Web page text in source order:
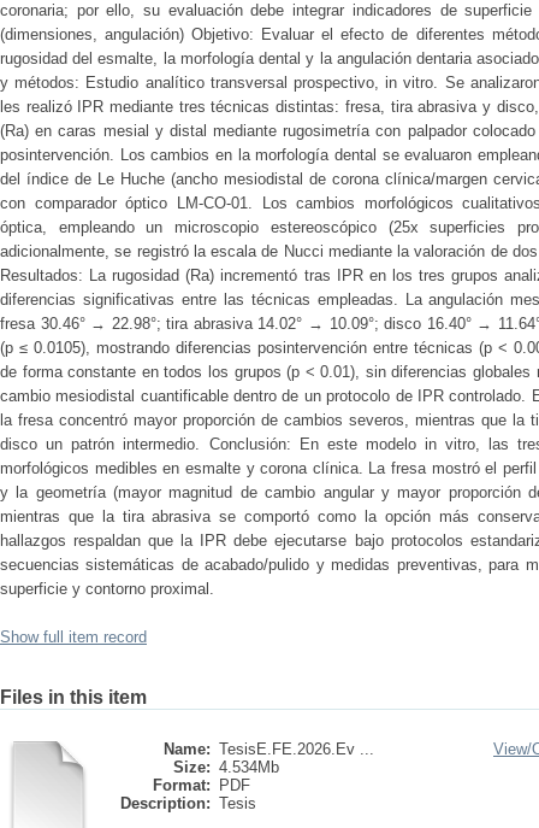
coronaria; por ello, su evaluación debe integrar indicadores de
(dimensiones, angulación) Objetivo: Evaluar el efecto de diferentes
rugosidad del esmalte, la morfología dental y la angulación dentaria
y métodos: Estudio analítico transversal prospectivo, in vitro. Se
les realizó IPR mediante tres técnicas distintas: fresa, tira abrasiva y
(Ra) en caras mesial y distal mediante rugosimetría con palpador
posintervención. Los cambios en la morfología dental se evaluaron
del índice de Le Huche (ancho mesiodistal de corona clínica/margen
con comparador óptico LM-CO-01. Los cambios morfológicos
óptica, empleando un microscopio estereoscópico (25x superficies
adicionalmente, se registró la escala de Nucci mediante la valoración de
Resultados: La rugosidad (Ra) incrementó tras IPR en los tres grupos
diferencias significativas entre las técnicas empleadas. La angulación
fresa 30.46° → 22.98°; tira abrasiva 14.02° → 10.09°; disco 16.40° →
(p ≤ 0.0105), mostrando diferencias posintervención entre técnicas (p <
de forma constante en todos los grupos (p < 0.01), sin diferencias
cambio mesiodistal cuantificable dentro de un protocolo de IPR controlado.
la fresa concentró mayor proporción de cambios severos, mientras que la
disco un patrón intermedio. Conclusión: En este modelo in vitro, las
morfológicos medibles en esmalte y corona clínica. La fresa mostró el
y la geometría (mayor magnitud de cambio angular y mayor proporción
mientras que la tira abrasiva se comportó como la opción más
hallazgos respaldan que la IPR debe ejecutarse bajo protocolos
secuencias sistemáticas de acabado/pulido y medidas preventivas, para
superficie y contorno proximal.
Show full item record
Files in this item
Name: TesisE.FE.2026.Ev ...
Size: 4.534Mb
Format:
PDF
Description: Tesis
View/